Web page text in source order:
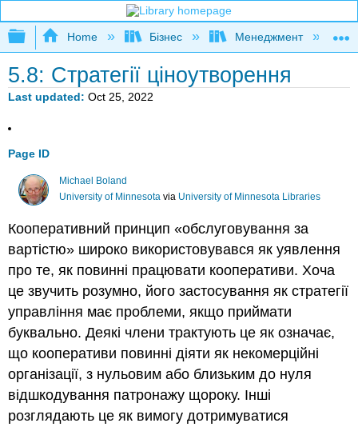
Expand/collapse global hierarchy
Home Бізнес Менеджмент
5.8: Стратегії ціноутворення
Last updated Oct 25, 2022
Page ID
Michael Boland
University of Minnesotavia University of Minnesota Libraries
Кооперативний принцип «обслуговування за
вартістю» широко використовувався як уявлення
про те, як повинні працювати кооперативи. Хоча
це звучить розумно, його застосування як стратегії
управління має проблеми, якщо приймати
буквально. Деякі члени трактують це як означає,
що кооперативи повинні діяти як некомерційні
організації, з нульовим або близьким до нуля
відшкодування патронажу щороку. Інші
розглядають це як вимогу дотримуватися